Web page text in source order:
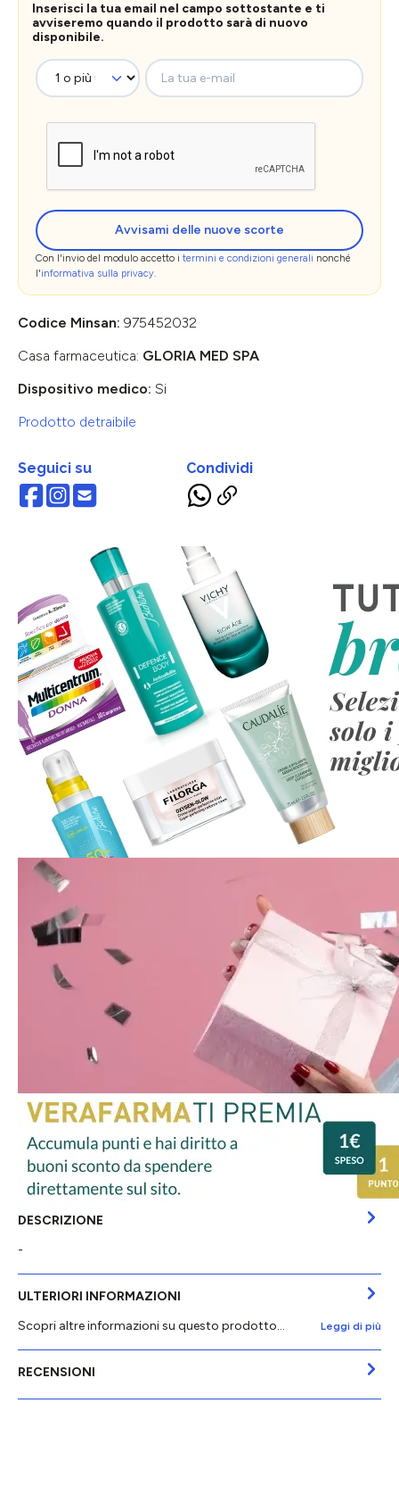
Inserisci la tua email nel campo sottostante e ti
avviseremo quando il prodotto sarà di nuovo
disponibile.
La tua e-mail
Avvisami delle nuove scorte
Con l'invio del modulo accetto i termini e condizioni generali nonché
l'informativa sulla privacy.
Codice Minsan: 975452032
Casa farmaceutica: GLORIA MED SPA
Dispositivo medico: Si
Prodotto detraibile
Seguici su Condividi
DESCRIZIONE
-
ULTERIORI INFORMAZIONI
Scopri altre informazioni su questo prodotto...
Leggi di più
RECENSIONI